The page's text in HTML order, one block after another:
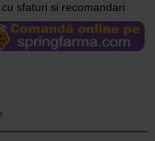
cu sfaturi si recomandari